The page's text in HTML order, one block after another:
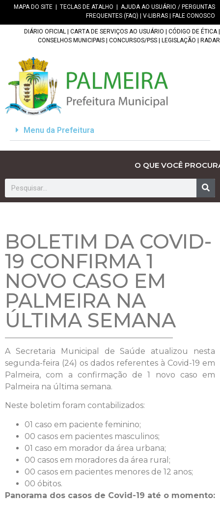
MAPA DO SITE TECLAS DE ATALHO
AJUDA AO USUÁRIO / PERGUNTAS
FREQUENTES (FAQ)
V-LIBRAS FALE CONOSCO
DIÁRIO OFICIAL CARTA DE SERVIÇOS AO USUÁRIO CÓDIGO DE ÉTICA|
CONSELHOS MUNICIPAIS
CONCURSOS/PSS LEGISLAÇÃO RADAR
Menu da Prefeitura
O QUE VOCÊ
BOLETIM DA COVID-
19 CONFIRMA 1
NOVO CASO EM
PALMEIRA NA
ÚLTIMA SEMANA
A Secretaria Municipal de Saúde atualizou nesta
segunda-feira (24) os dados referentes à Covid-19 em
Palmeira, com a confirmação de 1 novo caso em
Palmeira na última semana.
Neste boletim foram contabilizados:
01 caso em paciente feminino;
00 casos em pacientes masculinos;
01 caso em morador da área urbana;
00 casos em moradores da área rural;
00 casos em pacientes menores de 12 anos;
00 óbitos.
Panorama dos casos de Covid-19 até o momento: